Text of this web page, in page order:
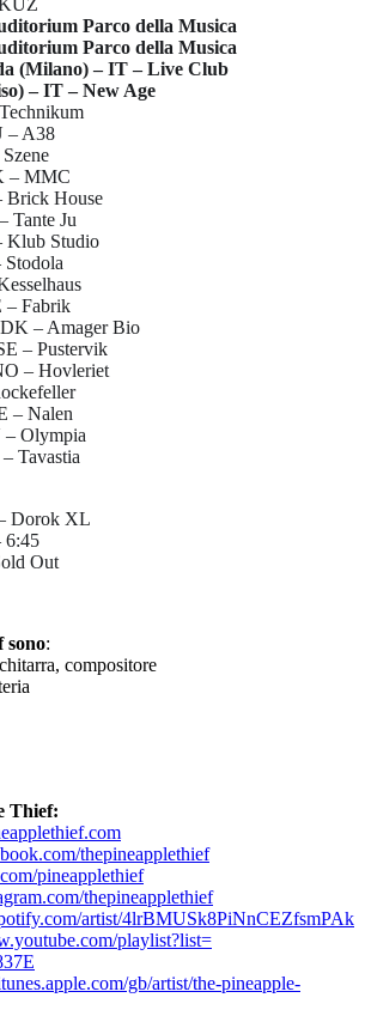
Parco della Musica
Parco della Musica
(Milano) – IT – Live Club
– IT – New Age
– A38
– MMC
Brick House
Tante Ju
Klub Studio
Stodola
– Fabrik
DK – Amager Bio
– Pustervik
– Hovleriet
– Nalen
– Olympia
Tavastia
Dorok XL
6:45
Out
sono:
compositore
Thief:
thepineapplethief
pineapplethief
thepineapplethief
com/artist/4lrBMUSk8PiNnCEZfsmPAk
com/playlist?list=
com/gb/artist/the-pineapple-